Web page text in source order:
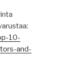
10-
and-